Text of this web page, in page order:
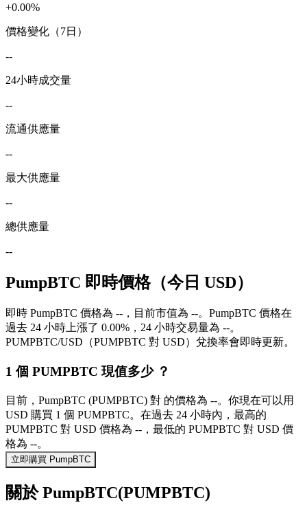
+0.00%
價格變化（7日）
--
24小時成交量
--
流通供應量
--
最大供應量
--
總供應量
--
PumpBTC 即時價格（今日 USD）
即時 PumpBTC 價格為 --，目前市值為 --。PumpBTC 價格在
過去 24 小時上漲了 0.00%，24 小時交易量為 --。
PUMPBTC/USD（PUMPBTC 對 USD）兌換率會即時更新。
1 個 PUMPBTC 現值多少 ？
目前，PumpBTC (PUMPBTC) 對 的價格為 --。你現在可以用
USD 購買 1 個 PUMPBTC。在過去 24 小時內，最高的
PUMPBTC 對 USD 價格為 --，最低的 PUMPBTC 對 USD 價
格為 --。
立即購買 PumpBTC
關於 PumpBTC(PUMPBTC)